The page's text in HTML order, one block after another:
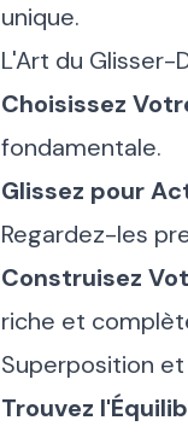
unique.
L'Art du Glisser-
Choisissez
fondamentale.
Glissez pour
Regardez-les
Construisez
riche et
Superposition
Trouvez